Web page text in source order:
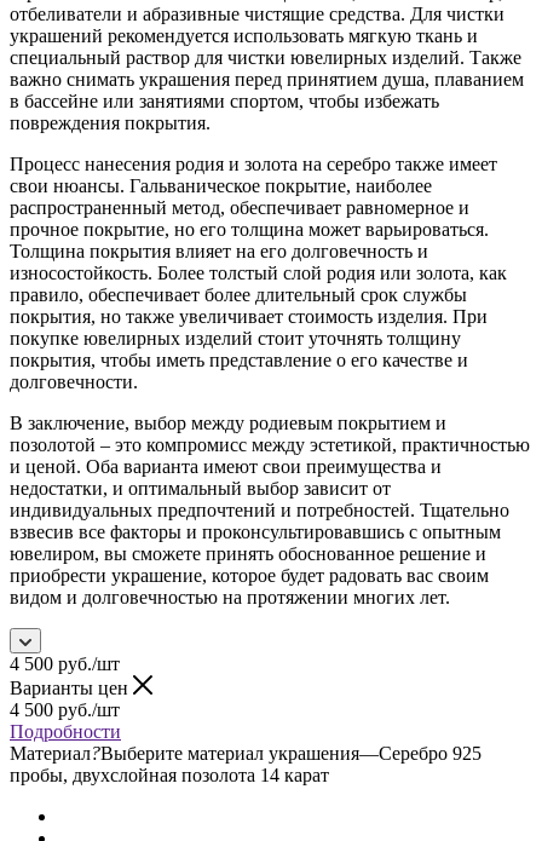
отбеливатели и абразивные чистящие средства. Для чистки
украшений рекомендуется использовать мягкую ткань и
специальный раствор для чистки ювелирных изделий. Также
важно снимать украшения перед принятием душа, плаванием
в бассейне или занятиями спортом, чтобы избежать
повреждения покрытия.
Процесс нанесения родия и золота на серебро также имеет
свои нюансы. Гальваническое покрытие, наиболее
распространенный метод, обеспечивает равномерное и
прочное покрытие, но его толщина может варьироваться.
Толщина покрытия влияет на его долговечность и
износостойкость. Более толстый слой родия или золота, как
правило, обеспечивает более длительный срок службы
покрытия, но также увеличивает стоимость изделия. При
покупке ювелирных изделий стоит уточнять толщину
покрытия, чтобы иметь представление о его качестве и
долговечности.
В заключение, выбор между родиевым покрытием и
позолотой – это компромисс между эстетикой, практичностью
и ценой. Оба варианта имеют свои преимущества и
недостатки, и оптимальный выбор зависит от
индивидуальных предпочтений и потребностей. Тщательно
взвесив все факторы и проконсультировавшись с опытным
ювелиром, вы сможете принять обоснованное решение и
приобрести украшение, которое будет радовать вас своим
видом и долговечностью на протяжении многих лет.
4 500 руб./шт
Варианты цен
4 500 руб./шт
Подробности
Материал?Выберите материал украшения—Серебро 925
пробы, двухслойная позолота 14 карат